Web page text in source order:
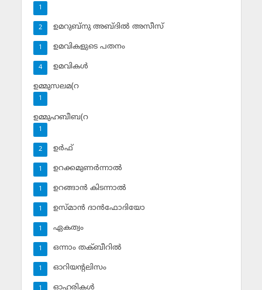
1
ഉമറുബ്‌നു അബ്ദില്‍ അസീസ്‌
2
ഉമവികളുടെ പതനം
1
ഉമവികള്‍
4
ഉമ്മുസലമ(റ
1
ഉമ്മുഹബീബ(റ
1
ഉര്‍ഫ്
2
ഉറക്കമുണര്‍ന്നാല്‍
1
ഉറങ്ങാന്‍ കിടന്നാല്‍
1
ഉസ്മാന്‍ ദാന്‍ഫോദിയോ
1
ഏകത്വം
1
ഒന്നാം തക്ബീറില്‍
1
ഓറിയന്റലിസം
1
ഓഹരികള്‍